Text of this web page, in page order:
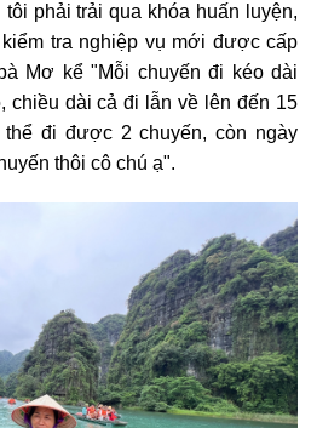
phải trải qua khóa huấn luyện,
tra nghiệp vụ mới được cấp
Mơ kể "Mỗi chuyến đi kéo dài
chiều dài cả đi lẫn về lên đến 15
thể đi được 2 chuyến, còn ngày
thôi cô chú ạ".